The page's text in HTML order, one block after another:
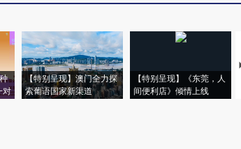
对
【特别呈现】澳门全力探
索葡语国家新渠道
【特别呈现】《东莞，人
间便利店》倾情上线